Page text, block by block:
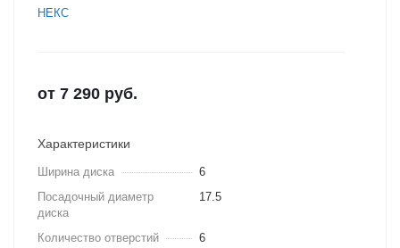
НЕКС
от 7 290 руб.
Характеристики
Ширина диска
6
Посадочный диаметр
диска
17.5
Количество отверстий
6